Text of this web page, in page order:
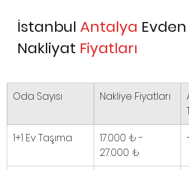
İstanbul Antalya
Nakliyat Fiyatları
Oda Sayısı Nakliye Fiyatları
1+1 Ev Taşıma
17.000 ₺ -
27.000 ₺